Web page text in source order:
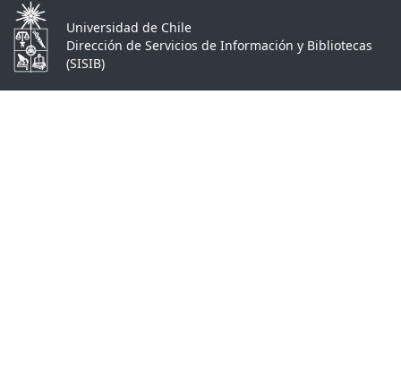
Universidad de Chile
Dirección de Servicios de Información y Bibliotecas
(SISIB)